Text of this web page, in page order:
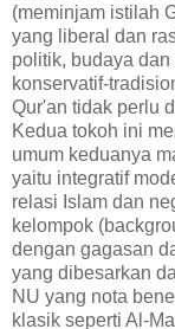
(meminjam istilah
yang liberal dan
politik, budaya
konservatif-
Qur'an tidak perlu
Kedua tokoh ini
umum keduanya
yaitu integratif
relasi Islam dan
kelompok
dengan gagasan
yang dibesarkan
NU yang nota
klasik seperti Al-